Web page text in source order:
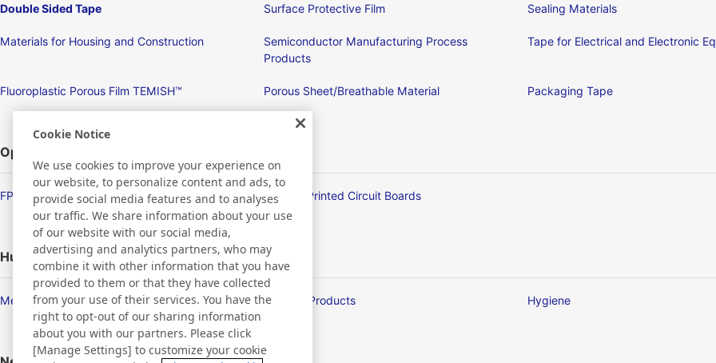
Double Sided Tape Surface Protective Film Sealing Materials
Materials for Housing and Construction
Semiconductor Manufacturing Process
Products
Tape for Electrical and Electronic
Fluoroplastic Porous Film TEMISH™ Porous Sheet/Breathable Material Packaging Tape
Optronics
FPD/Touch Panel Related Products Flexible Printed Circuit Boards
Human Life
Membrane Products Medical Products Hygiene
Cookie Notice
We use cookies to improve your experience on
our website, to personalize content and ads, to
provide social media features and to analyses
our traffic. We share information about your use
of our website with our social media,
advertising and analytics partners, who may
combine it with other information that you have
provided to them or that they have collected
from your use of their services. You have the
right to opt-out of our sharing information
about you with our partners. Please click
[Manage Settings] to customize your cookie